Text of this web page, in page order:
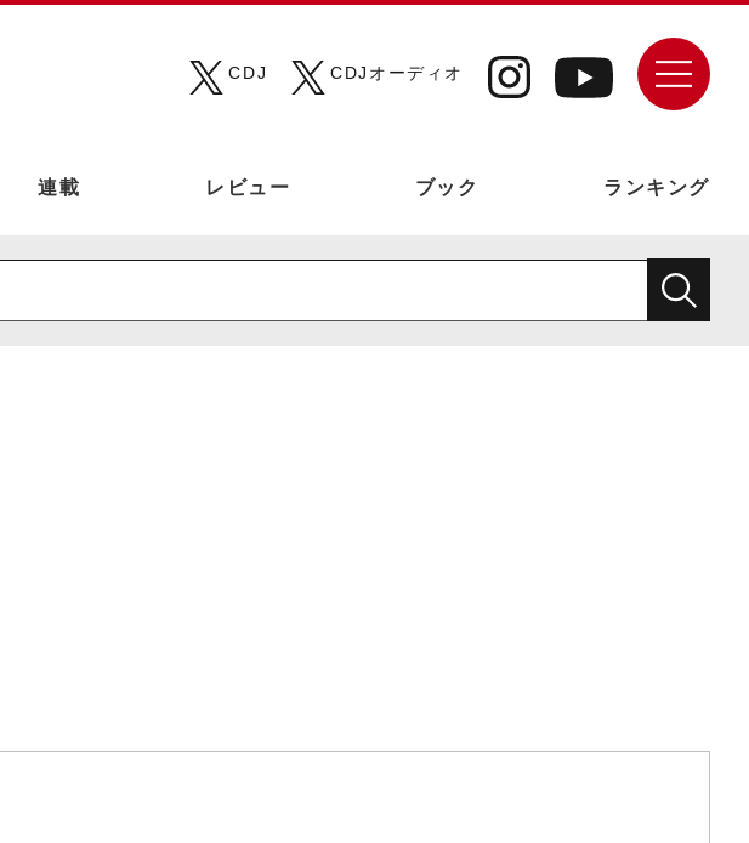
CDJ
CDJオーディオ
連載 レビュー ブック ランキング